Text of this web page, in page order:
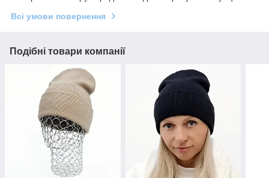
Всі умови повернення
Подібні товари компанії